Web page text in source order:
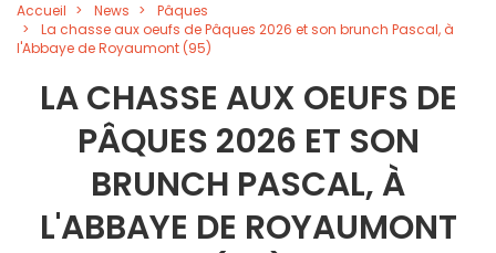
Accueil News
Pâques
La chasse aux oeufs de Pâques 2026 et son brunch Pascal, à
l'Abbaye de Royaumont (95)
LA CHASSE AUX OEUFS DE
PÂQUES 2026 ET SON
BRUNCH PASCAL, À
L'ABBAYE DE ROYAUMONT